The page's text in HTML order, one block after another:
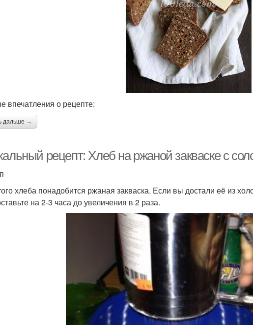
впечатления о рецепте:
дальше →
рецепт: Хлеб на ржаной закваске с
хлеба понадобится ржаная закваска. Если вы достали её из
на 2-3 часа до увеличения в 2 раза.